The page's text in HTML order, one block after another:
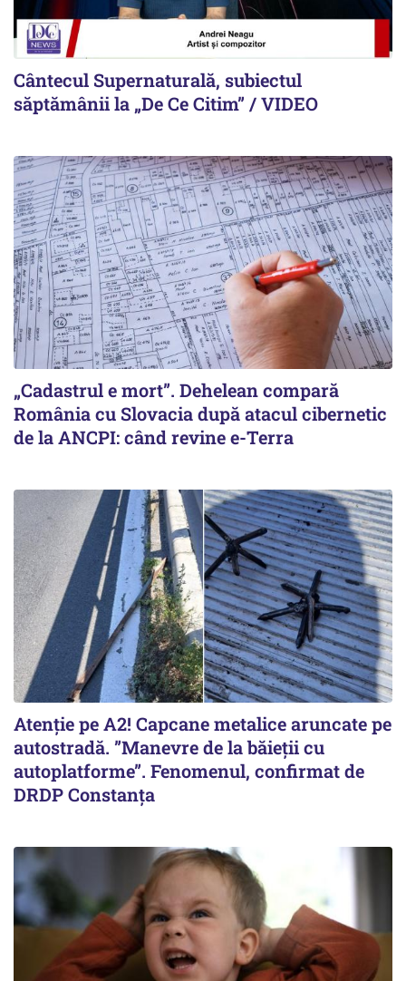
Cântecul Supernaturală, subiectul
săptămânii la „De Ce Citim” / VIDEO
„Cadastrul e mort”. Dehelean compară
România cu Slovacia după atacul cibernetic
de la ANCPI: când revine e-Terra
Atenție pe A2! Capcane metalice aruncate pe
autostradă. ”Manevre de la băieții cu
autoplatforme”. Fenomenul, confirmat de
DRDP Constanța